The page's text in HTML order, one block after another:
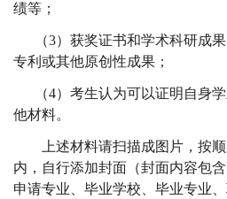
绩等；
（3）获奖证书和学术科研成
专利或其他原创性成果；
（4）考生认为可以证明自身
他材料。
上述材料请扫描成图片，按
内，自行添加封面（封面内容包
申请专业、毕业学校、毕业专业